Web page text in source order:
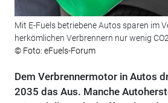
Mit E-Fuels betriebene Autos sparen im
herkömlichen Verbrennern nur wenig
© Foto: eFuels-Forum
Dem Verbrennermotor in Autos
2035 das Aus. Manche